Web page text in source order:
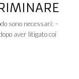
sono necessari: –
aver litigato coi